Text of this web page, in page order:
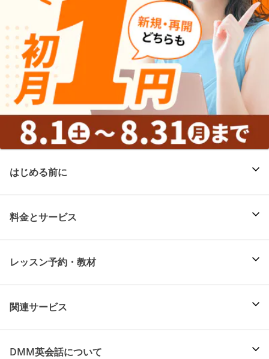
はじめる前に
料金とサービス
レッスン予約・教材
関連サービス
DMM英会話について